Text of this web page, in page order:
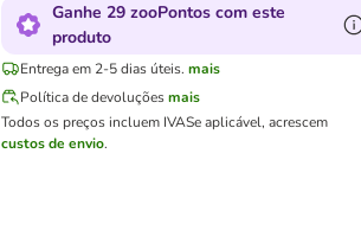
Ganhe 29 zooPontos com este
produto
Entrega em 2-5 dias úteis. mais
Política de devoluções mais
Todos os preços incluem IVASe aplicável, acrescem
custos de envio.